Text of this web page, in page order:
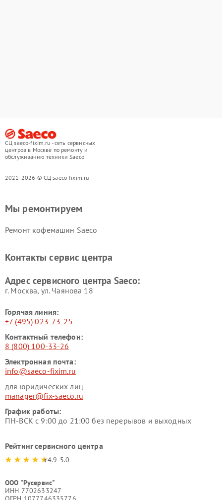
СЦ saeco-fixim.ru - сеть сервисных
центров в Москве по ремонту и
обслуживанию техники Saeco
2021-2026 © СЦ saeco-fixim.ru
Мы ремонтируем
Ремонт кофемашин Saeco
Контакты сервис центра
Адрес сервисного центра Saeco:
г. Москва, ул. Чаянова 18
Горячая линия:
+7 (495) 023-73-25
Контактный телефон:
8 (800) 100-33-26
Электронная почта:
info@saeco-fixim.ru
для юридических лиц
manager@fix-saeco.ru
График работы:
ПН-ВСК с 9:00 до 21:00 без перерывов и выходных
Рейтинг сервисного центра
4.9-5.0
ООО "Русервис"
ИНН 7702633247